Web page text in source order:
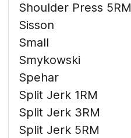
Shoulder Press 5RM
Sisson
Small
Smykowski
Spehar
Split Jerk 1RM
Split Jerk 3RM
Split Jerk 5RM